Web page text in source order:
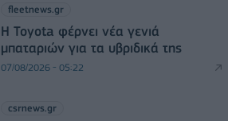
fleetnews.gr
Η Toyota φέρνει νέα γενιά
μπαταριών για τα υβριδικά της
07/08/2026 - 05:22
csrnews.gr